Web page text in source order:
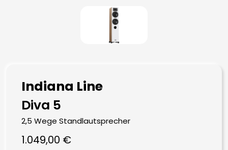
Indiana Line
Diva 5
2,5 Wege Standlautsprecher
1.049,00 €